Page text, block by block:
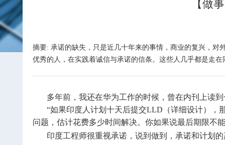
【做
摘要: 承诺的缺失，只是近几十年来的事情，商业的复兴，
优秀的人，在实践着诚信与承诺的信条。这些人几乎都是走
多年前，我还在华为工作的时候，曾在内刊上读到
“如果印度人计划十天后提交LLD（详细设计），
问题，估计花费多少时间解决。你如果说最后期限不
印度工程师很重视承诺，说到做到，承诺和计划的